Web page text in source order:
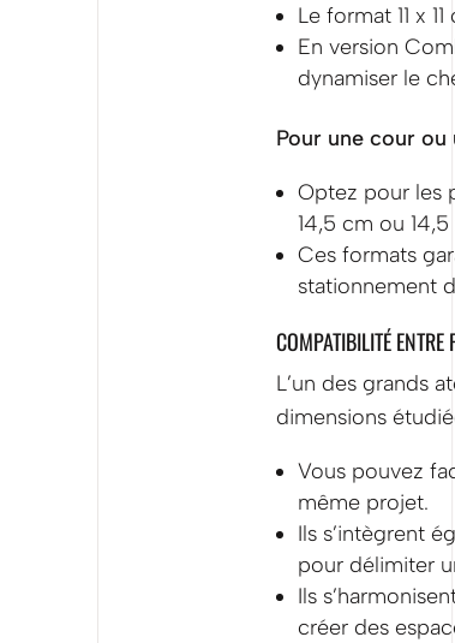
Le format 11 x
En version
dynamiser le
Pour une cour
Optez pour les
14,5 cm ou
Ces formats
stationnement
COMPATIBILITÉ
L’un des grands
dimensions
Vous pouvez
même projet.
Ils s’intègrent
pour délimiter
Ils
créer des